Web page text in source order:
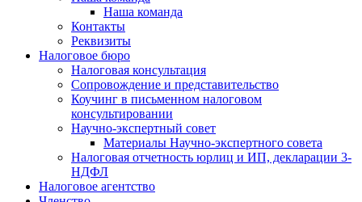
Наша команда
Контакты
Реквизиты
Налоговое бюро
Налоговая консультация
Cопровождение и представительство
Коучинг в письменном налоговом
консультировании
Научно-экспертный совет
Материалы Научно-экспертного совета
Налоговая отчетность юрлиц и ИП, декларации 3-
НДФЛ
Налоговое агентство